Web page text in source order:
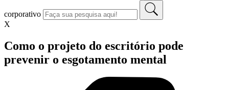
corporativo
X
Como o projeto do escritório pode
prevenir o esgotamento mental